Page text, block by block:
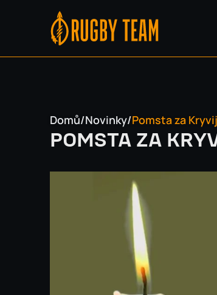
Domů/Novinky/Pomsta za
POMSTA ZA